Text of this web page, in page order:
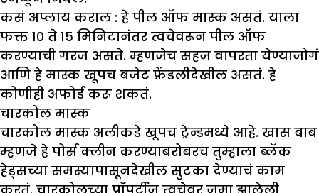
कसं अप्लाय कराल : हे पील ऑफ मास्क असतं. याला
फक्त १० ते १५ मिनिटानंतर त्वचेवरून पील ऑफ
करण्याची गरज असते. म्हणजेच सहज वापरता येण्याजोगं
आणि हे मास्क खूपच बजेट फ्रेंडलीदेखील असतं. हे
कोणीही अफोर्ड करू शकतं.
चारकोल मास्क
चारकोल मास्क अलीकडे खूपच ट्रेन्डमध्ये आहे. खास बाब
म्हणजे हे पोर्स क्लीन करण्याबरोबरच तुम्हाला ब्लॅक
हेड्सच्या समस्यापासूनदेखील सुटका देण्याचं काम